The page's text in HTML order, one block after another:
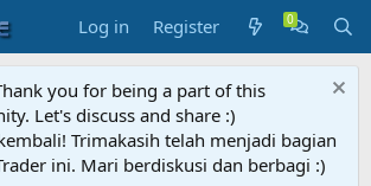
Log in Register
you for being a part of this
Let's discuss and share :)
Trimakasih telah menjadi bagian
ini. Mari berdiskusi dan berbagi :)